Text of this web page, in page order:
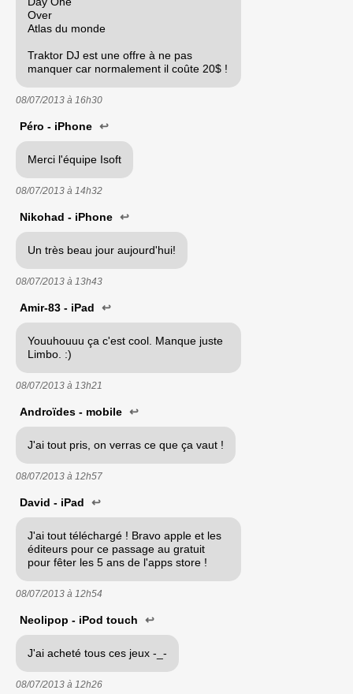
Over
Atlas du monde
Traktor DJ est une offre à ne pas
manquer car normalement il coûte 20$ !
08/07/2013 à 16h30
Péro - iPhone ↩
Merci l'équipe Isoft
08/07/2013 à 14h32
Nikohad - iPhone ↩
Un très beau jour aujourd'hui!
08/07/2013 à 13h43
Amir-83 - iPad ↩
Youuhouuu ça c'est cool. Manque juste
Limbo. :)
08/07/2013 à 13h21
Androïdes - mobile ↩
J'ai tout pris, on verras ce que ça vaut !
08/07/2013 à 12h57
David - iPad ↩
J'ai tout téléchargé ! Bravo apple et les
éditeurs pour ce passage au gratuit
pour fêter les 5 ans de l'apps store !
08/07/2013 à 12h54
Neolipop - iPod touch ↩
J'ai acheté tous ces jeux -_-
08/07/2013 à 12h26